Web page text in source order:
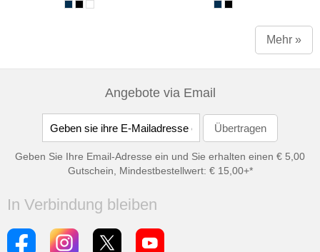
Mehr »
Angebote via Email
Geben Sie Ihre Email-Adresse ein und Sie erhalten einen € 5,00
Gutschein, Mindestbestellwert: € 15,00+*
In Verbindung bleiben